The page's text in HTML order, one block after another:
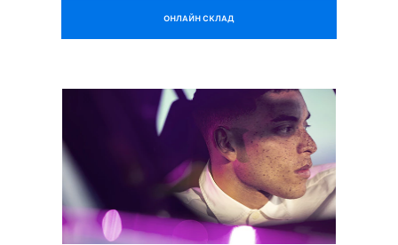
ОНЛАЙН СКЛАД